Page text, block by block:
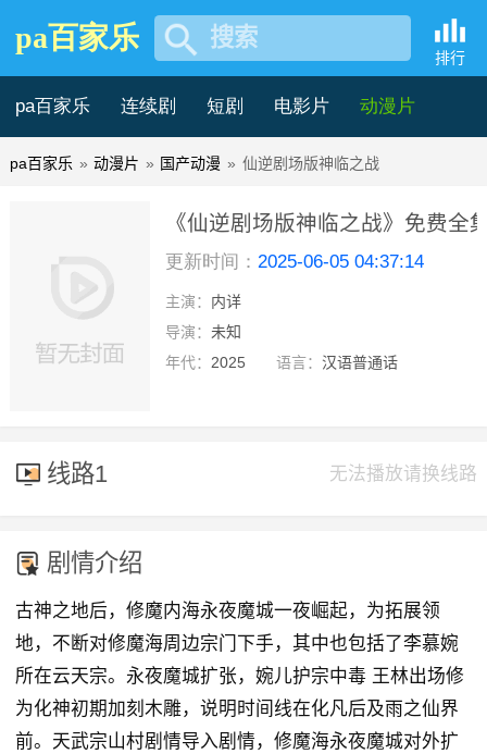
pa百家乐 搜索
排行
pa百家乐 连续剧 短剧 电影片 动漫片
记录片 综艺片
pa百家乐 » 动漫片 » 国产动漫 » 仙逆剧场版神临之战
《仙逆剧场版神临之战》免费全
看 -pa百家乐
更新时间： 2025-06-05 04:37:14
主演： 内详
导演： 未知
年代： 2025 语言： 汉语普通话
线路1 无法播放请换线路
剧情介绍
古神之地后，修魔内海永夜魔城一夜崛起，为拓展领
地，不断对修魔海周边宗门下手，其中也包括了李慕婉
所在云天宗。永夜魔城扩张，婉儿护宗中毒 王林出场修
为化神初期加刻木雕，说明时间线在化凡后及雨之仙界
前。天武宗山村剧情导入剧情，修魔海永夜魔城对外扩